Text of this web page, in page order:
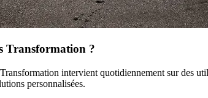
Transformation ?
intervient quotidiennement sur des
personnalisées.